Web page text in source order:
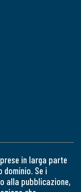
in larga parte
Se i
alla pubblicazione,